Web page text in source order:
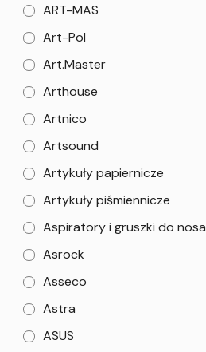
ART-MAS
Art-Pol
Art.Master
Arthouse
Artnico
Artsound
Artykuły papiernicze
Artykuły piśmiennicze
Aspiratory i gruszki do nosa
Asrock
Asseco
Astra
ASUS